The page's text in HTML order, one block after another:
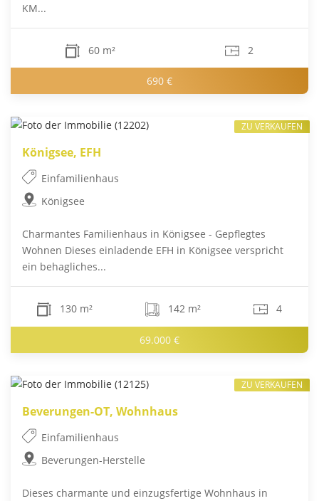
KM...
60 m² 2
690 €
Königsee, EFH
Einfamilienhaus
Königsee
Charmantes Familienhaus in Königsee - Gepflegtes
Wohnen Dieses einladende EFH in Königsee verspricht
ein behagliches...
130 m² 142 m² 4
69.000 €
ZU VERKAUFEN
Beverungen-OT, Wohnhaus
Einfamilienhaus
Beverungen-Herstelle
Dieses charmante und einzugsfertige Wohnhaus in
ZU VERKAUFEN